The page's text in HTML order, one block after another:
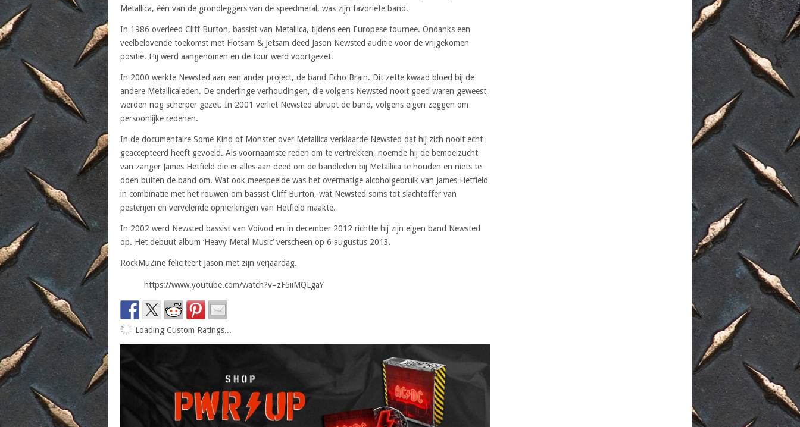
Metallica, één van de grondleggers van de speedmetal, was zijn favoriete band.
In 1986 overleed Cliff Burton, bassist van Metallica, tijdens een Europese tournee. Ondanks een
veelbelovende toekomst met Flotsam & Jetsam deed Jason Newsted auditie voor de vrijgekomen
positie. Hij werd aangenomen en de tour werd voortgezet.
In 2000 werkte Newsted aan een ander project, de band Echo Brain. Dit zette kwaad bloed bij de
andere Metallicaleden. De onderlinge verhoudingen, die volgens Newsted nooit goed waren geweest,
werden nog scherper gezet. In 2001 verliet Newsted abrupt de band, volgens eigen zeggen om
persoonlijke redenen.
In de documentaire Some Kind of Monster over Metallica verklaarde Newsted dat hij zich nooit echt
geaccepteerd heeft gevoeld. Als voornaamste reden om te vertrekken, noemde hij de bemoeizucht
van zanger James Hetfield die er alles aan deed om de bandleden bij Metallica te houden en niets te
doen buiten de band om. Wat ook meespeelde was het overmatige alcoholgebruik van James Hetfield
in combinatie met het rouwen om bassist Cliff Burton, wat Newsted soms tot slachtoffer van
pesterijen en vervelende opmerkingen van Hetfield maakte.
In 2002 werd Newsted bassist van Voivod en in december 2012 richtte hij zijn eigen band Newsted
op. Het debuut album ‘Heavy Metal Music’ verscheen op 6 augustus 2013.
RockMuZine feliciteert Jason met zijn verjaardag.
https://www.youtube.com/watch?v=zF5iiMQLgaY
Loading Custom Ratings...